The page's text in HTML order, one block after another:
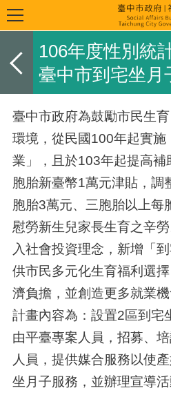
106年度性別統
臺中市到宅坐月
臺中市政府為鼓勵市民生
環境，從民國100年起實施
業」，且於103年起提高
胞胎新臺幣1萬元津貼，調
胞胎3萬元、三胞胎以上每
慰勞新生兒家長生育之辛
入社會投資理念，新增「
供市民多元化生育福利選
濟負擔，並創造更多就業
計畫內容為：設置2區到宅
由平臺專案人員，招募、
人員，提供媒合服務以使
坐月子服務，並辦理宣導